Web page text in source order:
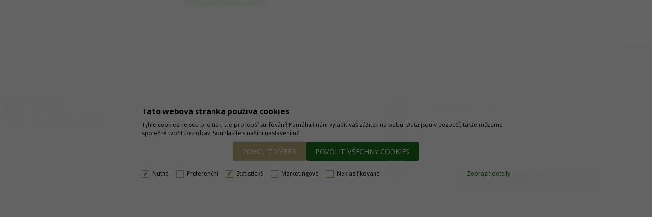
JSME K DISPOZICI
ČLÁNKY
KONTAKT
PRODEJNA
Thámova 32, Praha 8
MAPA
233 355 585
obchod@dtpobchod.cz
Tato webová stránka používá cookies
Tyhle cookies nejsou pro tisk, ale pro lepší surfování! Pomáhají nám vyladit váš zážitek na webu. Data jsou v bezpečí, takže můžeme
společně tvořit bez obav. Souhlasíte s naším nastavením?
POVOLIT VÝBĚR POVOLIT VŠECHNY COOKIES
Nutné Preferenční Statistické Marketingové Neklasifikované Zobrazit detaily